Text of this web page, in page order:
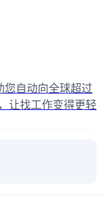
您自动向全球超过
让找工作变得更轻